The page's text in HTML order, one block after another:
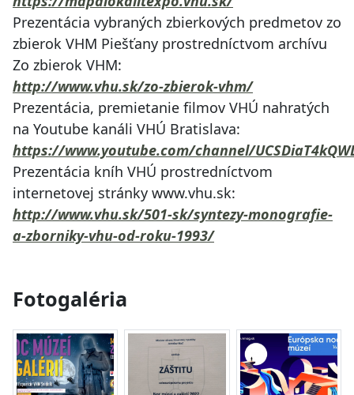
Prezentácia vybraných zbierkových predmetov zo
zbierok VHM Piešťany prostredníctvom archívu
Zo zbierok VHM:
http://www.vhu.sk/zo-zbierok-vhm/
Prezentácia, premietanie filmov VHÚ nahratých
na Youtube kanáli VHÚ Bratislava:
https://www.youtube.com/channel/
Prezentácia kníh VHÚ prostredníctvom
internetovej stránky www.vhu.sk:
http://www.vhu.sk/501-sk/syntezy-monografie-
a-zborniky-vhu-od-roku-1993/
Fotogaléria